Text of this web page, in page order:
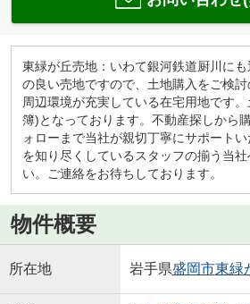
東緑が丘売地：いわて銀河鉄道厨川に
の良い売地ですので、土地購入をご検討
周辺環境が充実している在宅用地です
簿)となっております。不動産探しから
ォローまで当社が親切丁寧にサポート
を知り尽くしているスタッフの揃う当
い。ご連絡をお待ちしております。
物件概要
所在地 岩手県盛岡市東緑